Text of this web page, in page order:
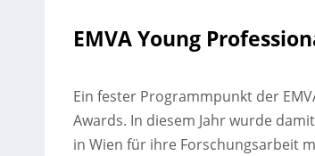
EMVA Young
Ein fester Programmpunkt der
Awards. In diesem Jahr wurde
in Wien für ihre Forschungsarbeit